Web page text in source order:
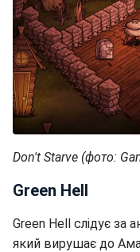
Don't Starve (фото:
Green Hell
Green Hell слідує за
який вирушає до